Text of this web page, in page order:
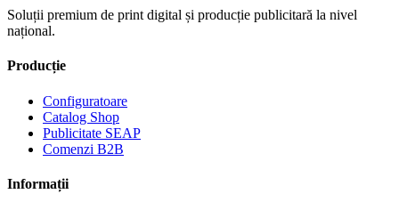
Soluții premium de print digital și producție publicitară la nivel
național.
Producție
Configuratoare
Catalog Shop
Publicitate SEAP
Comenzi B2B
Informații